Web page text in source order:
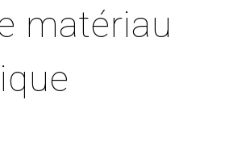
matériau